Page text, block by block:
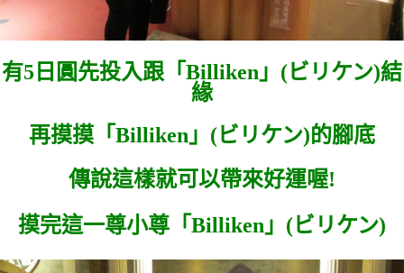
有5日圓先投入跟「Billiken」(ビリケン)結
緣
再摸摸「Billiken」(ビリケン)的腳底
傳說這樣就可以帶來好運喔!
摸完這一尊小尊「Billiken」(ビリケン)